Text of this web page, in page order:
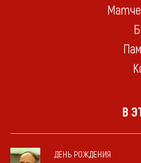
В
ДЕНЬ РОЖДЕНИЯ